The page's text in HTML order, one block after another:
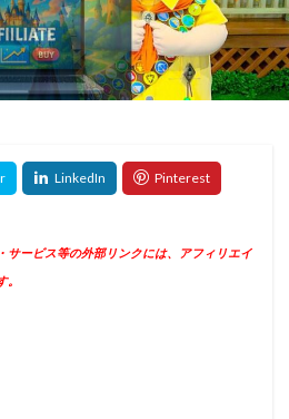
ービス等の外部リンクには、アフィリエイ